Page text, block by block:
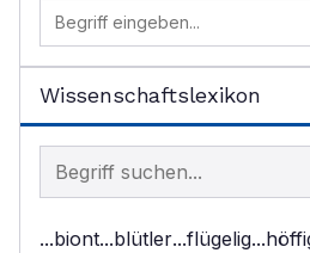
Wissenschaftslexikon
Begriff im Lexikon suchen
...biont...blütler...flügelig